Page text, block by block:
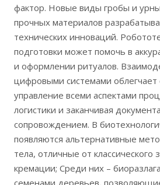
фактор. Новые виды гробы и
прочных материалов
технических инноваций.
подготовки может помочь в
и оформлении ритуалов.
цифровыми системами
управление всеми аспектами
логистики и заканчивая
сопровождением. В
появляются альтернативные
тела, отличные от классического
кремации; Среди них –